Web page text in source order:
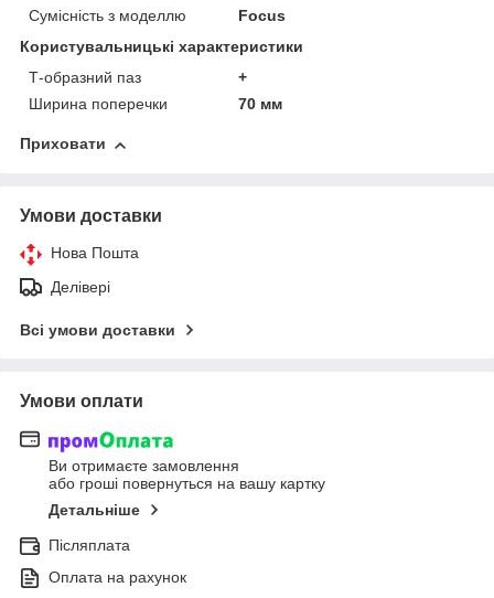
Сумісність з моделлю
Focus
Користувальницькі характеристики
Т-образний паз
+
Ширина поперечки
70 мм
Приховати
Умови доставки
Нова Пошта
Делівері
Всі умови доставки
Умови оплати
Ви отримаєте замовлення
або гроші повернуться на вашу картку
Детальніше
Післяплата
Оплата на рахунок